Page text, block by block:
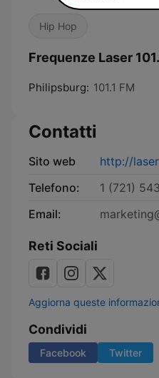
Hip Hop
Frequenze Laser
Philipsburg: 101.1 FM
Contatti
Sito web
http://
Telefono:
1 (721)
Email:
Reti Sociali
Aggiorna queste
Condividi
Facebook Twitter